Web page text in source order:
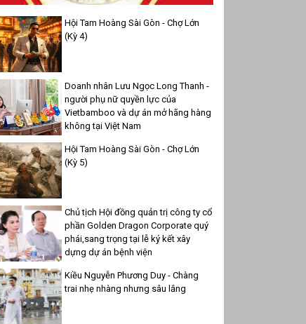
Hội Tam Hoàng Sài Gòn - Chợ Lớn
(Kỳ 4)
Doanh nhân Lưu Ngọc Long Thanh -
người phụ nữ quyền lực của
Vietbamboo và dự án mở hãng hàng
không tại Việt Nam
Hội Tam Hoàng Sài Gòn - Chợ Lớn
(Kỳ 5)
Chủ tịch Hội đồng quản trị công ty cổ
phần Golden Dragon Corporate quý
phái,sang trọng tại lễ ký kết xây
dựng dự án bệnh viện
Kiều Nguyễn Phương Duy - Chàng
trai nhẹ nhàng nhưng sâu lắng